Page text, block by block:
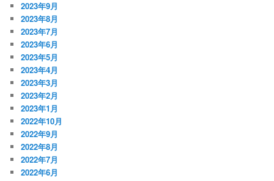
2023年9月
2023年8月
2023年7月
2023年6月
2023年5月
2023年4月
2023年3月
2023年2月
2023年1月
2022年10月
2022年9月
2022年8月
2022年7月
2022年6月